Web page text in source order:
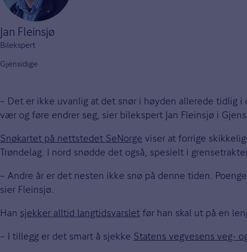
Jan Fleinsjø
Bilekspert
Gjensidige
– Det er ikke uvanlig at det snør i høyden allerede tidlig
vær og føre endrer seg, sier bilekspert Jan Fleinsjø i
Snøkartet på nettstedet SeNorge viser at forrige
Trøndelag. I nord snødde det også, spesielt i
– Andre år er det nesten ikke snø på denne tiden.
sier Fleinsjø.
Han sjekker alltid langtidsvarslet før han skal ut på en
– I tillegg er det smart å sjekke Statens vegvesens veg-